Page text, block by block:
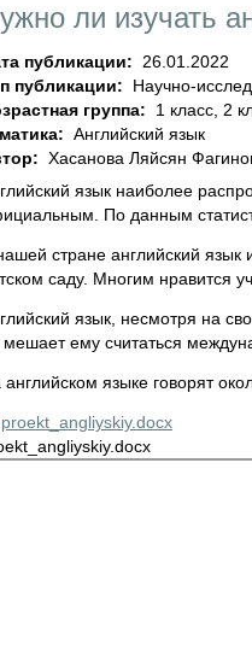
ли изучать
публикации:
26.01.2022
публикации:
Научно-
группа:
1 класс, 2
Английский язык
Хасанова Ляйсян
язык наиболее
По данным
стране английский язык
саду. Многим нравится
язык, несмотря на
мешает ему считаться
английском языке говорят
proekt_angliyskiy.docx